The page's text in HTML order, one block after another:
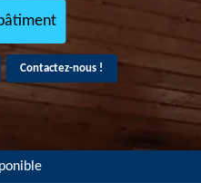
Contactez-nous !